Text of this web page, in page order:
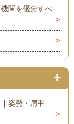
関を優先すべ
姿勢・肩甲